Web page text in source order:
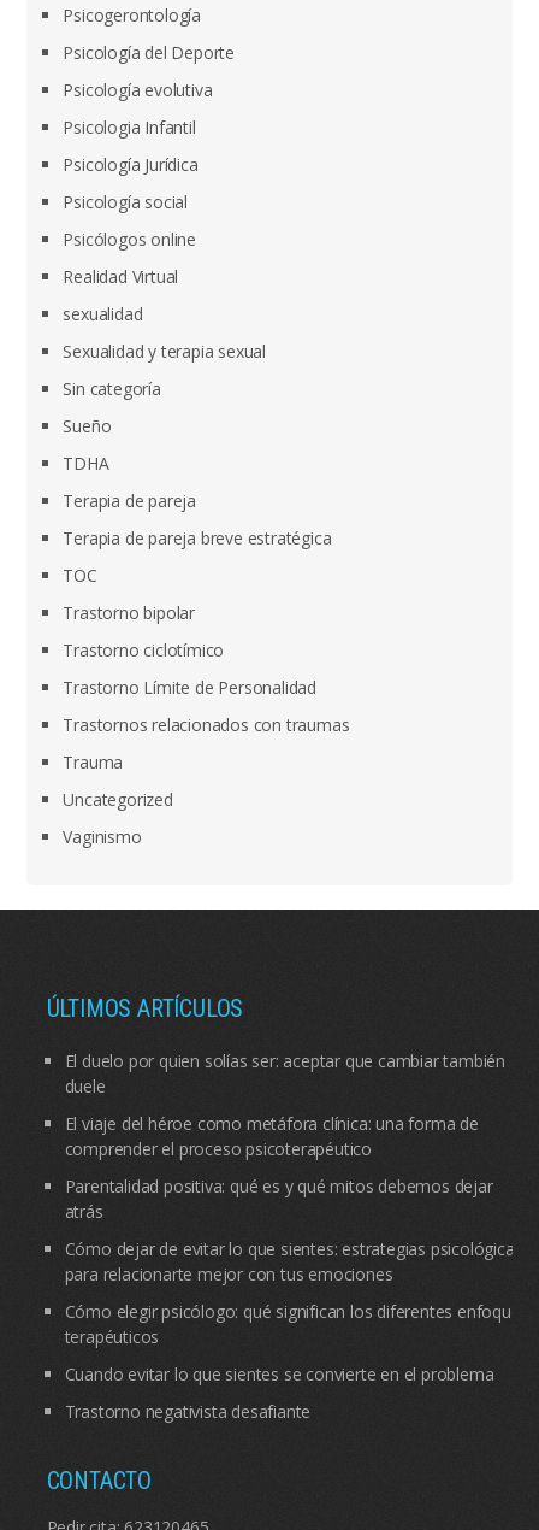
Psicogerontología
Psicología del Deporte
Psicología evolutiva
Psicologia Infantil
Psicología Jurídica
Psicología social
Psicólogos online
Realidad Virtual
sexualidad
Sexualidad y terapia sexual
Sin categoría
Sueño
TDHA
Terapia de pareja
Terapia de pareja breve estratégica
TOC
Trastorno bipolar
Trastorno ciclotímico
Trastorno Límite de Personalidad
Trastornos relacionados con traumas
Trauma
Uncategorized
Vaginismo
ÚLTIMOS ARTÍCULOS
El duelo por quien solías ser: aceptar que cambiar también
duele
El viaje del héroe como metáfora clínica: una forma de
comprender el proceso psicoterapéutico
Parentalidad positiva: qué es y qué mitos debemos dejar
atrás
Cómo dejar de evitar lo que sientes: estrategias psicológicas
para relacionarte mejor con tus emociones
Cómo elegir psicólogo: qué significan los diferentes enfoques
terapéuticos
Cuando evitar lo que sientes se convierte en el problema
Trastorno negativista desafiante
CONTACTO